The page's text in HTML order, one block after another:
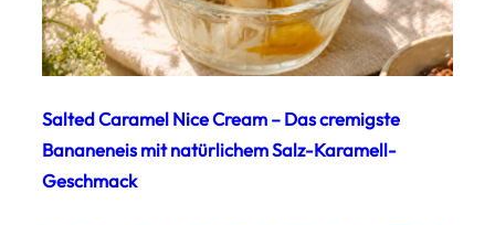
Salted Caramel Nice Cream – Das cremigste
Bananeneis mit natürlichem Salz-Karamell-
Geschmack